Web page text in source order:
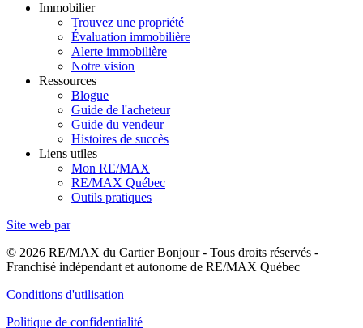
Immobilier
Trouvez une propriété
Évaluation immobilière
Alerte immobilière
Notre vision
Ressources
Blogue
Guide de l'acheteur
Guide du vendeur
Histoires de succès
Liens utiles
Mon RE/MAX
RE/MAX Québec
Outils pratiques
Site web par
© 2026 RE/MAX du Cartier Bonjour - Tous droits réservés -
Franchisé indépendant et autonome de RE/MAX Québec
Conditions d'utilisation
Politique de confidentialité